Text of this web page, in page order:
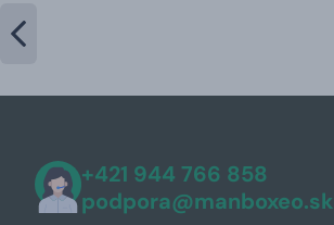
+421 944 766 858
podpora@manboxeo.sk